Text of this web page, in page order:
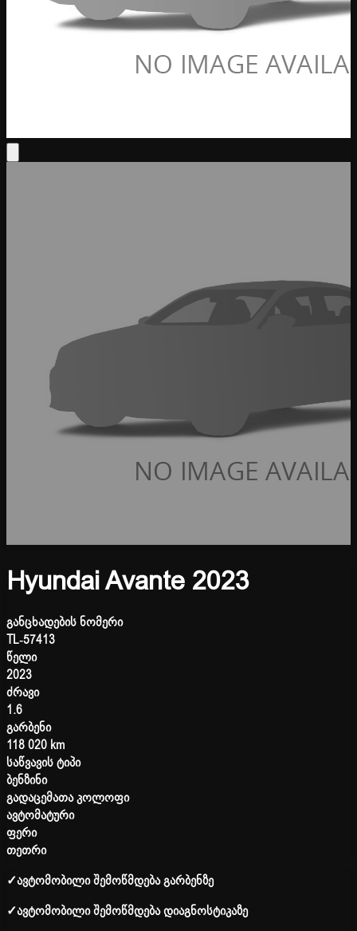
Hyundai Avante 2023
განცხადების ნომერი
TL-57413
წელი
2023
ძრავი
1.6
გარბენი
118 020 km
საწვავის ტიპი
ბენზინი
გადაცემათა კოლოფი
ავტომატური
ფერი
თეთრი
✓ავტომობილი შემოწმდება გარბენზე
✓ავტომობილი შემოწმდება დიაგნოსტიკაზე